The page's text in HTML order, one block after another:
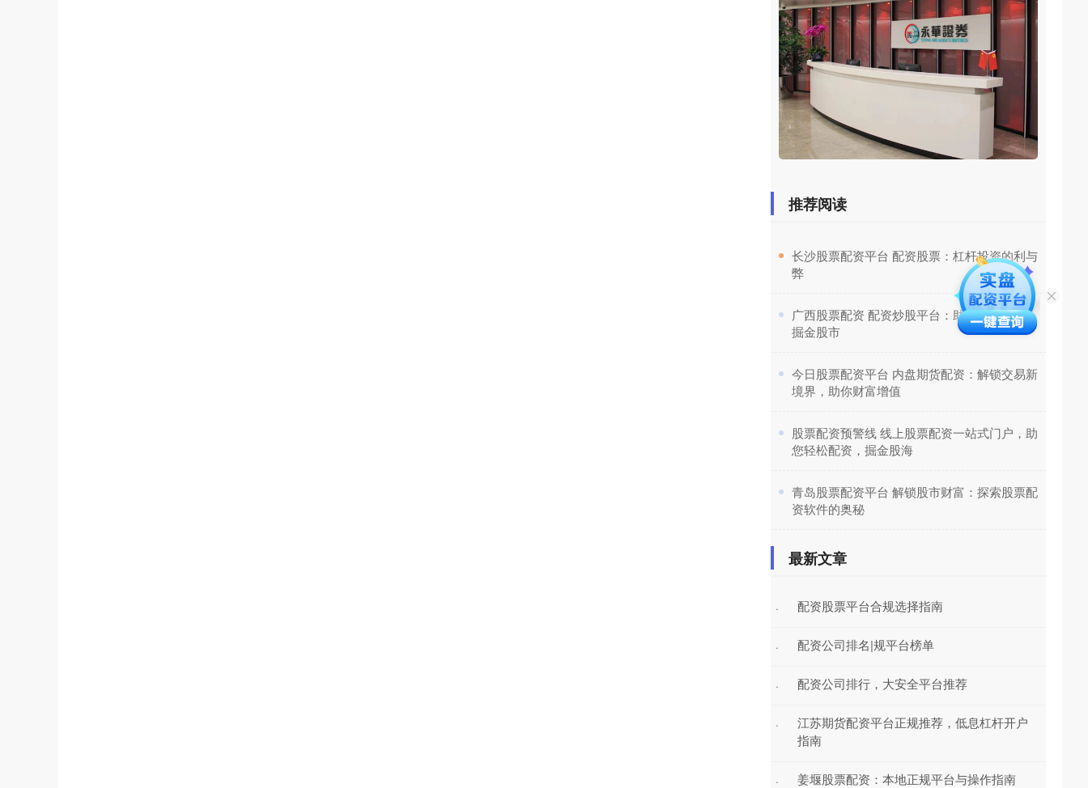
推荐阅读
​长沙股票配资平台 配资股票：杠杆投资的利与
弊
​广西股票配资 配资炒股平台：助你资金杠杆，
掘金股市
​今日股票配资平台 内盘期货配资：解锁交易新
境界，助你财富增值
​股票配资预警线 线上股票配资一站式门户，助
您轻松配资，掘金股海
​青岛股票配资平台 解锁股市财富：探索股票配
资软件的奥秘
最新文章
· 配资股票平台合规选择指南
· 配资公司排名|规平台榜单
· 配资公司排行，大安全平台推荐
·
江苏期货配资平台正规推荐，低息杠杆开户
指南
· 姜堰股票配资：本地正规平台与操作指南